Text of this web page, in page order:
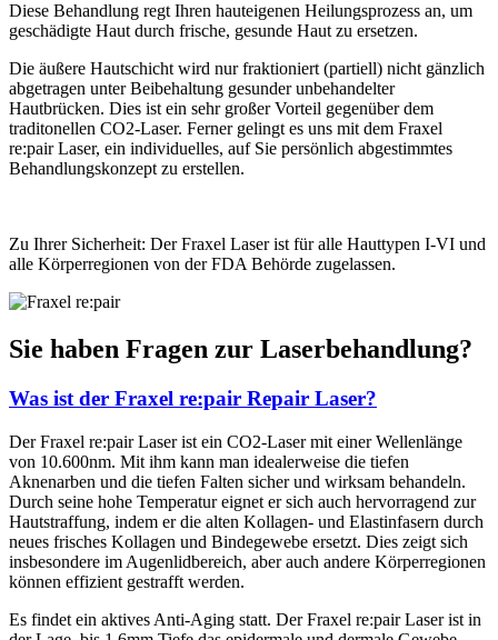
Diese Behandlung regt Ihren hauteigenen Heilungsprozess an, um
geschädigte Haut durch frische, gesunde Haut zu ersetzen.
Die äußere Hautschicht wird nur fraktioniert (partiell) nicht gänzlich
abgetragen unter Beibehaltung gesunder unbehandelter
Hautbrücken. Dies ist ein sehr großer Vorteil gegenüber dem
traditonellen CO2-Laser. Ferner gelingt es uns mit dem Fraxel
re:pair Laser, ein individuelles, auf Sie persönlich abgestimmtes
Behandlungskonzept zu erstellen.
Zu Ihrer Sicherheit: Der Fraxel Laser ist für alle Hauttypen I-VI und
alle Körperregionen von der FDA Behörde zugelassen.
Sie haben Fragen zur Laser­behandlung?
Was ist der Fraxel re:pair Repair Laser?
Der Fraxel re:pair Laser ist ein CO2-Laser mit einer Wellenlänge
von 10.600nm. Mit ihm kann man idealerweise die tiefen
Aknenarben und die tiefen Falten sicher und wirksam behandeln.
Durch seine hohe Temperatur eignet er sich auch hervorragend zur
Hautstraffung, indem er die alten Kollagen- und Elastinfasern durch
neues frisches Kollagen und Bindegewebe ersetzt. Dies zeigt sich
insbesondere im Augenlidbereich, aber auch andere Körperregionen
können effizient gestrafft werden.
Es findet ein aktives Anti-Aging statt. Der Fraxel re:pair Laser ist in